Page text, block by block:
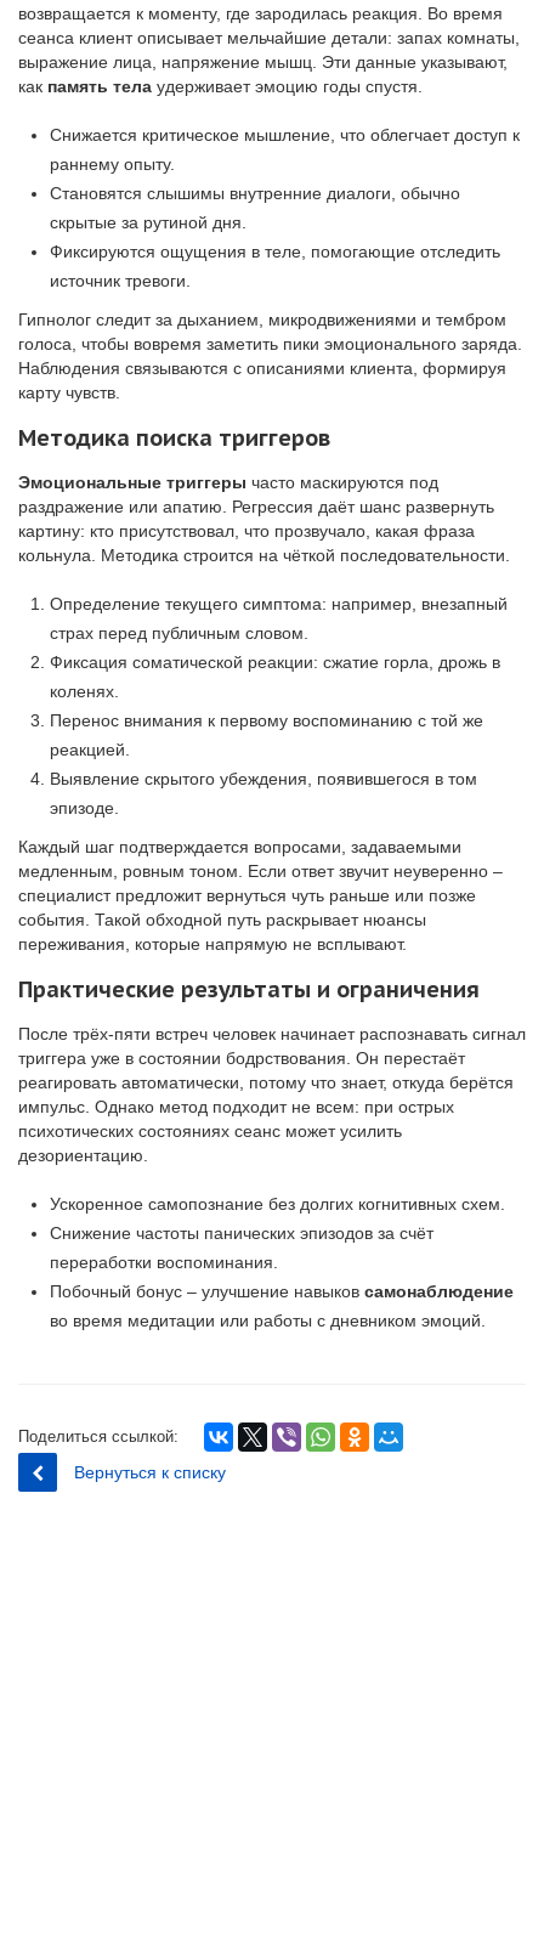
возвращается к моменту, где зародилась реакция. Во время
сеанса клиент описывает мельчайшие детали: запах комнаты,
выражение лица, напряжение мышц. Эти данные указывают,
как память тела удерживает эмоцию годы спустя.
Снижается критическое мышление, что облегчает доступ к
раннему опыту.
Становятся слышимы внутренние диалоги, обычно
скрытые за рутиной дня.
Фиксируются ощущения в теле, помогающие отследить
источник тревоги.
Гипнолог следит за дыханием, микродвижениями и тембром
голоса, чтобы вовремя заметить пики эмоционального заряда.
Наблюдения связываются с описаниями клиента, формируя
карту чувств.
Методика поиска триггеров
Эмоциональные триггеры часто маскируются под
раздражение или апатию. Регрессия даёт шанс развернуть
картину: кто присутствовал, что прозвучало, какая фраза
кольнула. Методика строится на чёткой последовательности.
Определение текущего симптома: например, внезапный
страх перед публичным словом.
Фиксация соматической реакции: сжатие горла, дрожь в
коленях.
Перенос внимания к первому воспоминанию с той же
реакцией.
Выявление скрытого убеждения, появившегося в том
эпизоде.
Каждый шаг подтверждается вопросами, задаваемыми
медленным, ровным тоном. Если ответ звучит неуверенно –
специалист предложит вернуться чуть раньше или позже
события. Такой обходной путь раскрывает нюансы
переживания, которые напрямую не всплывают.
Практические результаты и ограничения
После трёх-пяти встреч человек начинает распознавать сигнал
триггера уже в состоянии бодрствования. Он перестаёт
реагировать автоматически, потому что знает, откуда берётся
импульс. Однако метод подходит не всем: при острых
психотических состояниях сеанс может усилить
дезориентацию.
Ускоренное самопознание без долгих когнитивных схем.
Снижение частоты панических эпизодов за счёт
переработки воспоминания.
Побочный бонус – улучшение навыков самонаблюдение
во время медитации или работы с дневником эмоций.
Поделиться ссылкой:
Вернуться к списку